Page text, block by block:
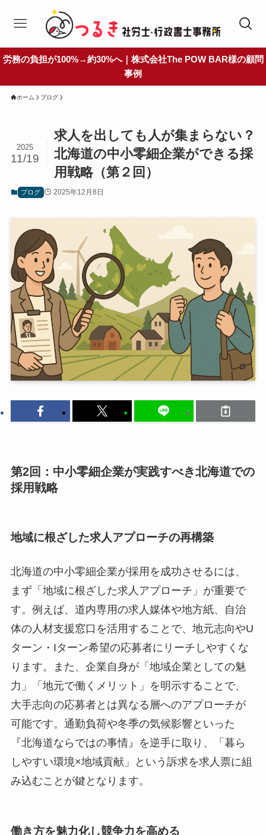
労務の負担が100%→約30%へ｜株式会社The POW BAR様の顧問
事例
ホーム ブログ
求人を出しても人が集まらない？
北海道の中小零細企業ができる採
用戦略（第２回）
2025
11/19
ブログ 2025年12月8日
第2回：中小零細企業が実践すべき北海道での
採用戦略
地域に根ざした求人アプローチの再構築
北海道の中小零細企業が採用を成功させるには、
まず「地域に根ざした求人アプローチ」が重要で
す。例えば、道内専用の求人媒体や地方紙、自治
体の人材支援窓口を活用することで、地元志向やU
ターン・Iターン希望の応募者にリーチしやすくな
ります。また、企業自身が「地域企業としての魅
力」「地元で働くメリット」を明示することで、
大手志向の応募者とは異なる層へのアプローチが
可能です。通勤負荷や冬季の気候影響といった
『北海道ならではの事情』を逆手に取り、「暮ら
しやすい環境×地域貢献」という訴求を求人票に組
み込むことが鍵となります。
働き方を魅力化し競争力を高める